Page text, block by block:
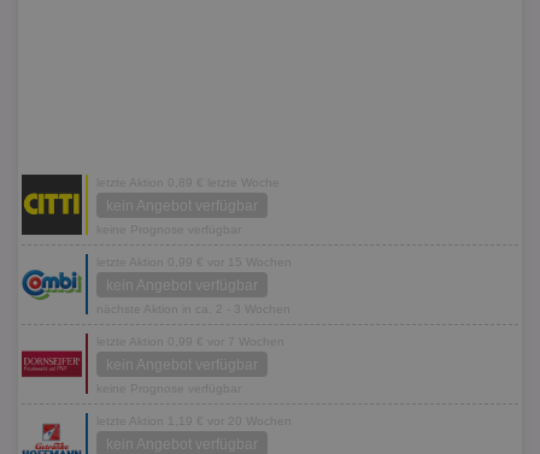
letzte Aktion 0,89 € letzte Woche
kein Angebot verfügbar
keine Prognose verfügbar
letzte Aktion 0,99 € vor 15 Wochen
kein Angebot verfügbar
nächste Aktion in ca. 2 - 3 Wochen
letzte Aktion 0,99 € vor 7 Wochen
kein Angebot verfügbar
keine Prognose verfügbar
letzte Aktion 1,19 € vor 20 Wochen
kein Angebot verfügbar